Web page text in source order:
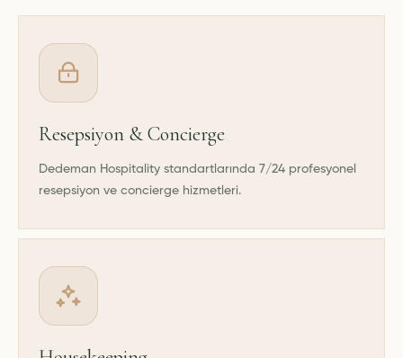
Resepsiyon & Concierge
Dedeman Hospitality standartlarında 7/24 profesyonel
resepsiyon ve concierge hizmetleri.